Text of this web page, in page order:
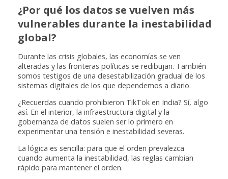
¿Por qué los datos se vuelven más
vulnerables durante la inestabilidad
global?
Durante las crisis globales, las economías se ven
alteradas y las fronteras políticas se redibujan. También
somos testigos de una desestabilización gradual de los
sistemas digitales de los que dependemos a diario.
¿Recuerdas cuando prohibieron TikTok en India? Sí, algo
así. En el interior, la infraestructura digital y la
gobernanza de datos suelen ser lo primero en
experimentar una tensión e inestabilidad severas.
La lógica es sencilla: para que el orden prevalezca
cuando aumenta la inestabilidad, las reglas cambian
rápido para mantener el orden.